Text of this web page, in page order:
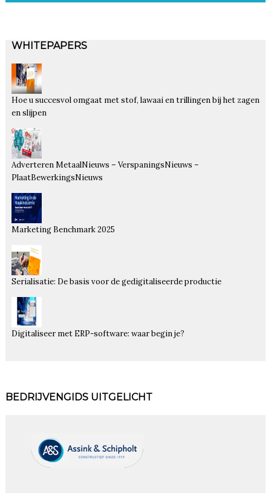
WHITEPAPERS
Hoe u succesvol omgaat met stof, lawaai en trillingen bij het zagen
en slijpen
Adverteren MetaalNieuws – VerspaningsNieuws –
PlaatBewerkingsNieuws
Marketing Benchmark 2025
Serialisatie: De basis voor de gedigitaliseerde productie
Digitaliseer met ERP-software: waar begin je?
BEDRIJVENGIDS UITGELICHT